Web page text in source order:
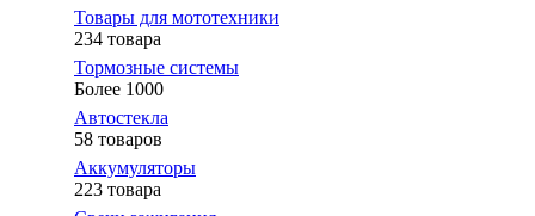
Товары для мототехники
234 товара
Тормозные системы
Более 1000
Автостекла
58 товаров
Аккумуляторы
223 товара